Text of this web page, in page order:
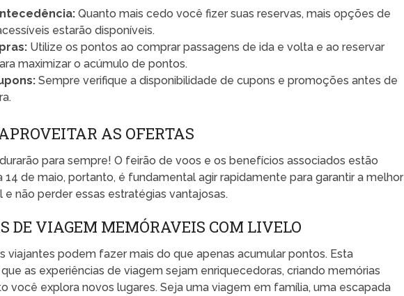
Quanto mais cedo você fizer suas reservas, mais opções de
estarão disponíveis.
Utilize os pontos ao comprar passagens de ida e volta e ao reservar
maximizar o acúmulo de pontos.
Sempre verifique a disponibilidade de cupons e promoções antes de
AS OFERTAS
para sempre! O feirão de voos e os benefícios associados estão
14 de maio, portanto, é fundamental agir rapidamente para garantir a melhor
e não perder essas estratégias vantajosas.
DE VIAGEM MEMÓRAVEIS COM LIVELO
viajantes podem fazer mais do que apenas acumular pontos. Esta
as experiências de viagem sejam enriquecedoras, criando memórias
você explora novos lugares. Seja uma viagem em família, uma escapada